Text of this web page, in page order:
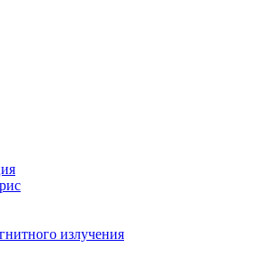
излучения